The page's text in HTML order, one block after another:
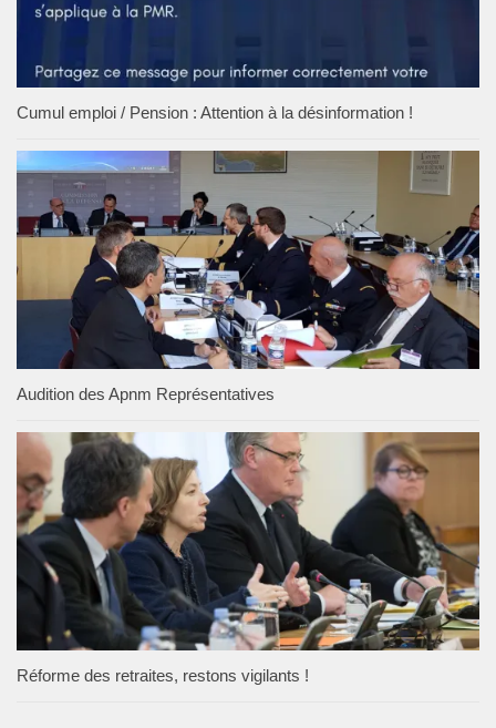
Cumul emploi / Pension : Attention à la désinformation !
Audition des Apnm Représentatives
Réforme des retraites, restons vigilants !